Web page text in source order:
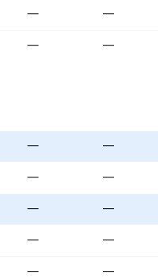
— —
— —
— —
— —
— —
— —
— —